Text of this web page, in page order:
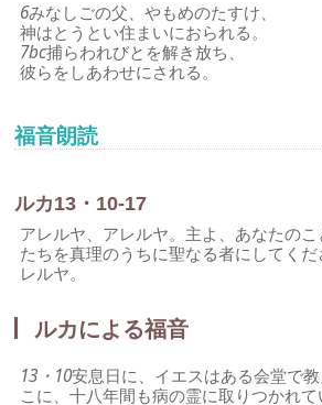
6みなしごの父、やもめのたすけ、
神はとうとい住まいにおられる。
7bc捕らわれびとを解き放ち、
彼らをしあわせにされる。
福音朗読
ルカ13・10-17
アレルヤ、アレルヤ。主よ、あなたの
たちを真理のうちに聖なる者にしてく
レルヤ。
ルカによる福音
13・10安息日に、イエスはある会堂で教
こに、十八年間も病の霊に取りつかれ